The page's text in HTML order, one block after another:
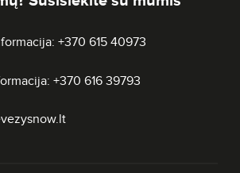
+370 615 40973
+370 616 39793